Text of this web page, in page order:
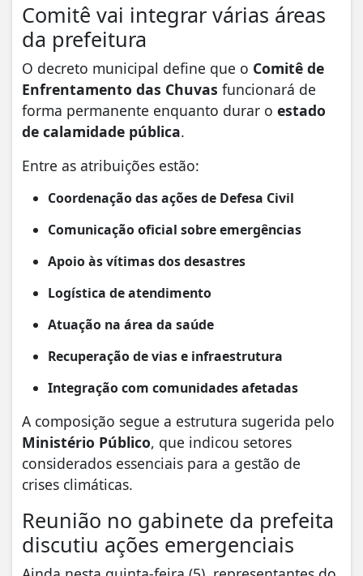
Comitê vai integrar várias áreas
da prefeitura
O decreto municipal define que o Comitê de
Enfrentamento das Chuvas funcionará de
forma permanente enquanto durar o estado
de calamidade pública.
Entre as atribuições estão:
Coordenação das ações de Defesa Civil
Comunicação oficial sobre emergências
Apoio às vítimas dos desastres
Logística de atendimento
Atuação na área da saúde
Recuperação de vias e infraestrutura
Integração com comunidades afetadas
A composição segue a estrutura sugerida pelo
Ministério Público, que indicou setores
considerados essenciais para a gestão de
crises climáticas.
Reunião no gabinete da prefeita
discutiu ações emergenciais